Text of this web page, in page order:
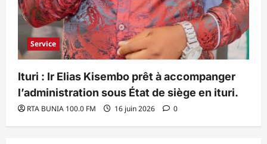
Service
Ituri : Ir Elias Kisembo prêt à accompanger
l’administration sous État de siège en ituri.
RTA BUNIA 100.0 FM 16 juin 2026 0